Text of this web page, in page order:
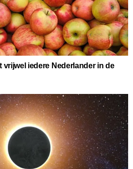
vrijwel iedere Nederlander in de